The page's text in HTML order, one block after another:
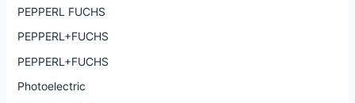
PEPPERL FUCHS
PEPPERL+FUCHS
PEPPERL+FUCHS
Photoelectric